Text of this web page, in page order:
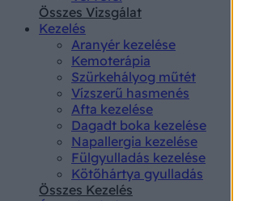
Összes Vizsgálat
Kezelés
Aranyér kezelése
Kemoterápia
Szürkehályog műtét
Vízszerű hasmenés
Afta kezelése
Dagadt boka kezelése
Napallergia kezelése
Fülgyulladás kezelése
Kötőhártya gyulladás
Összes Kezelés